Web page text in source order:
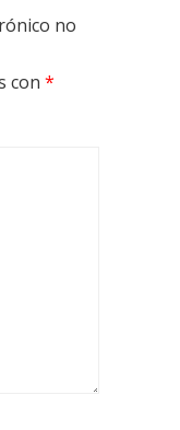
no
con *